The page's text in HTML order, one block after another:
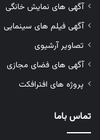
آگهی های نمایش خانگی
آگهی فیلم های سینمایی
تصاویر آرشیوی
آگهی های فضای مجازی
پروژه های افترافکت
تماس باما